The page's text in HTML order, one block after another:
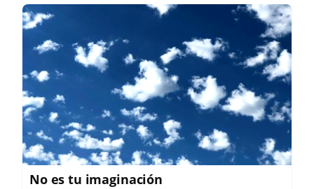
No es tu imaginación